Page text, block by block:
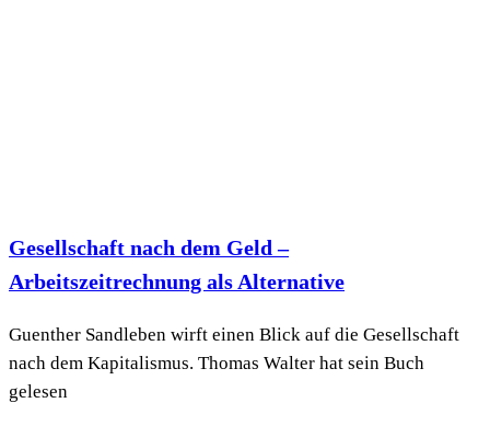
Gesellschaft nach dem Geld –
Arbeitszeitrechnung als Alternative
Guenther Sandleben wirft einen Blick auf die Gesellschaft
nach dem Kapitalismus. Thomas Walter hat sein Buch
gelesen